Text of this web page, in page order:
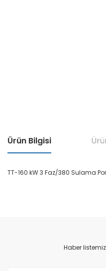
Ürün Bilgisi
TT-160 kW 3 Faz/380 Sulama
Ürün resmi kalitesiz, bozuk
Haber